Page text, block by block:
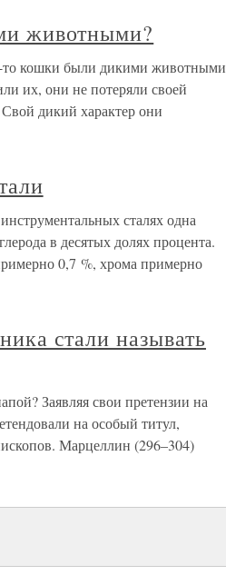
животными?
кошки были дикими животными
их, они не потеряли своей
дикий характер они
сталях одна
в десятых долях процента.
0,7 %, хрома примерно
стали называть
Заявляя свои претензии на
на особый титул,
Марцеллин (296–304)